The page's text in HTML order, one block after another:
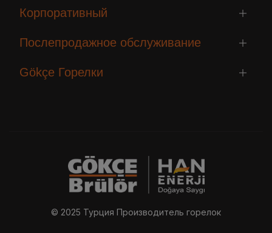
Корпоративный
Послепродажное обслуживание
Gökçe Горелки
© 2025 Турция Производитель горелок